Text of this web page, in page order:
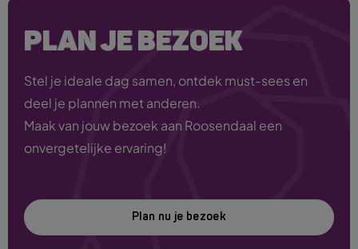
PLAN JE BEZOEK
Stel je ideale dag samen, ontdek must-sees en
deel je plannen met anderen.
Maak van jouw bezoek aan Roosendaal een
onvergetelijke ervaring!
Plan nu je bezoek